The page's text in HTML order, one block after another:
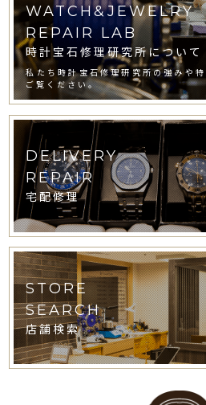
WATCH&JEWELRY
REPAIR LAB
時計宝石修理研究所について
私たち時計宝石修理研究所の強みや
ご覧ください。
DELIVERY
REPAIR
宅配修理
STORE
SEARCH
店舗検索